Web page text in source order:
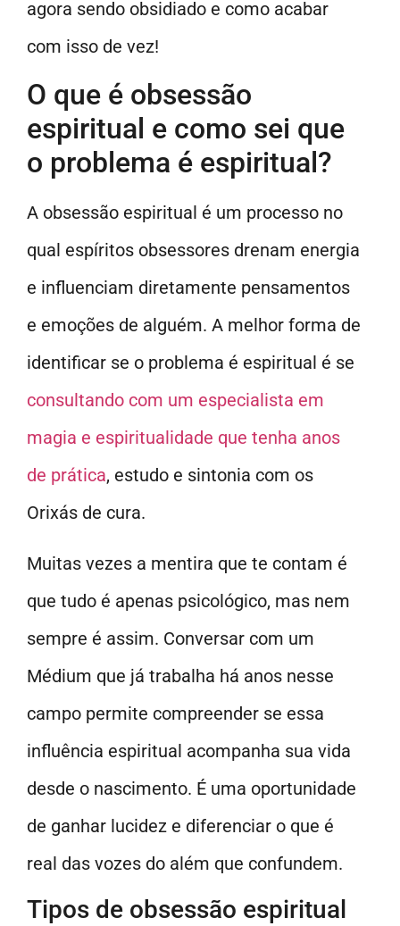
agora sendo obsidiado e como acabar
com isso de vez!
O que é obsessão
espiritual e como sei que
o problema é espiritual?
A obsessão espiritual é um processo no
qual espíritos obsessores drenam energia
e influenciam diretamente pensamentos
e emoções de alguém. A melhor forma de
identificar se o problema é espiritual é se
consultando com um especialista em
magia e espiritualidade que tenha anos
de prática, estudo e sintonia com os
Orixás de cura.
Muitas vezes a mentira que te contam é
que tudo é apenas psicológico, mas nem
sempre é assim. Conversar com um
Médium que já trabalha há anos nesse
campo permite compreender se essa
influência espiritual acompanha sua vida
desde o nascimento. É uma oportunidade
de ganhar lucidez e diferenciar o que é
real das vozes do além que confundem.
Tipos de obsessão espiritual